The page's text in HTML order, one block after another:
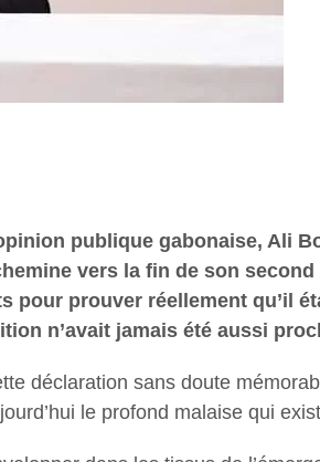
publique gabonaise, Ali
vers la fin de son
prouver réellement qu’il
n’avait jamais été aussi
déclaration sans doute
le profond malaise qui